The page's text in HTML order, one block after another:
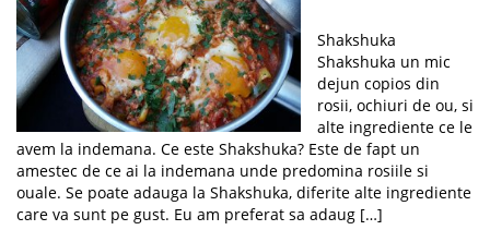
Shakshuka
Shakshuka un mic
dejun copios din
rosii, ochiuri de ou, si
alte ingrediente ce le
avem la indemana. Ce este Shakshuka? Este de fapt un
amestec de ce ai la indemana unde predomina rosiile si
ouale. Se poate adauga la Shakshuka, diferite alte ingrediente
care va sunt pe gust. Eu am preferat sa adaug […]